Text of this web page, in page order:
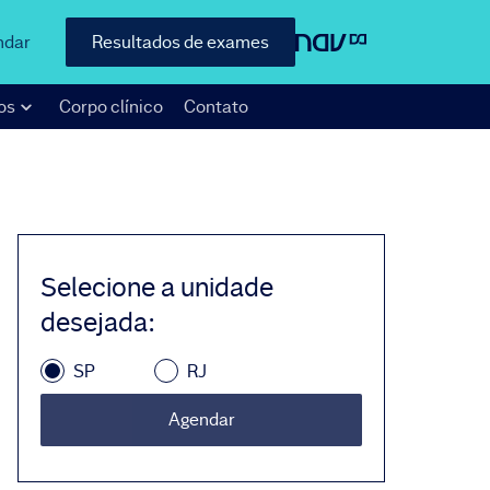
Resultados de exames
Corpo clínico Contato
Selecione a unidade
desejada:
SP RJ
Agendar